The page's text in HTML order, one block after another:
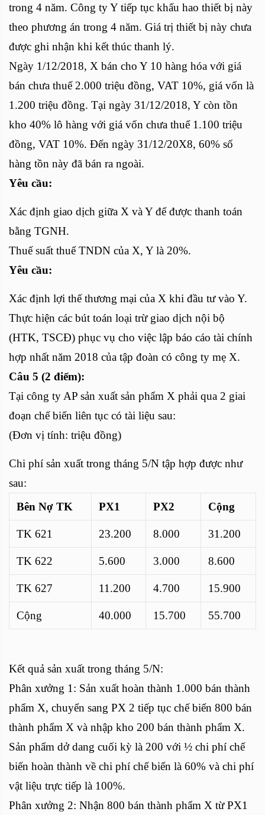
trong 4 năm. Công ty Y tiếp tục khấu hao thiết bị này
theo phương án trong 4 năm. Giá trị thiết bị này chưa
được ghi nhận khi kết thúc thanh lý.
Ngày 1/12/2018, X bán cho Y 10 hàng hóa với giá
bán chưa thuế 2.000 triệu đồng, VAT 10%, giá vốn là
1.200 triệu đồng. Tại ngày 31/12/2018, Y còn tồn
kho 40% lô hàng với giá vốn chưa thuế 1.100 triệu
đồng, VAT 10%. Đến ngày 31/12/20X8, 60% số
hàng tồn này đã bán ra ngoài.
Yêu cầu:
Xác định giao dịch giữa X và Y để được thanh toán
bằng TGNH.
Thuế suất thuế TNDN của X, Y là 20%.
Yêu cầu:
Xác định lợi thế thương mại của X khi đầu tư vào Y.
Thực hiện các bút toán loại trừ giao dịch nội bộ
(HTK, TSCĐ) phục vụ cho việc lập báo cáo tài chính
hợp nhất năm 2018 của tập đoàn có công ty mẹ X.
Câu 5 (2 điểm):
Tại công ty AP sản xuất sản phẩm X phải qua 2 giai
đoạn chế biến liên tục có tài liệu sau:
(Đơn vị tính: triệu đồng)
Chi phí sản xuất trong tháng 5/N tập hợp được như
sau:
Bên Nợ TK
PX1 PX2 Cộng
TK 621 23.200 8.000 31.200
TK 622 5.600 3.000 8.600
TK 627 11.200 4.700 15.900
Cộng 40.000 15.700 55.700
Kết quả sản xuất trong tháng 5/N:
Phân xưởng 1: Sản xuất hoàn thành 1.000 bán thành
phẩm X, chuyển sang PX 2 tiếp tục chế biến 800 bán
thành phẩm X và nhập kho 200 bán thành phẩm X.
Sản phẩm dở dang cuối kỳ là 200 với ½ chi phí chế
biến hoàn thành về chi phí chế biến là 60% và chi phí
vật liệu trực tiếp là 100%.
Phân xưởng 2: Nhận 800 bán thành phẩm X từ PX1